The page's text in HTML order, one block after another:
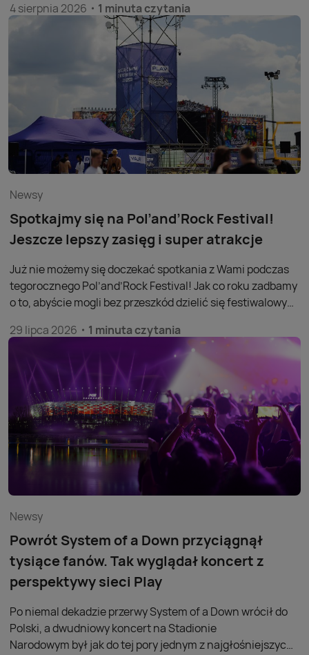
najpopularniejsze smartfony oraz modele z segmentu
premium. Dane pokazują, po jakie urządzenia klienci
4 sierpnia 2026 1 minuta czytania
Newsy
Spotkajmy się na Pol’and’Rock Festival!
Jeszcze lepszy zasięg i super atrakcje
Już nie możemy się doczekać spotkania z Wami podczas
tegorocznego Pol’and’Rock Festival! Jak co roku zadbamy
o to, abyście mogli bez przeszkód dzielić się festiwalowymi
internetu nawet będąc w samym środku jednego z
największych wydarzeń muzycznych w Polsce.
29 lipca 2026 1 minuta czytania
Newsy
Powrót System of a Down przyciągnął
tysiące fanów. Tak wyglądał koncert z
perspektywy sieci Play
Po niemal dekadzie przerwy System of a Down wrócił do
Polski, a dwudniowy koncert na Stadionie
Narodowym był jak do tej pory jednym z najgłośniejszych